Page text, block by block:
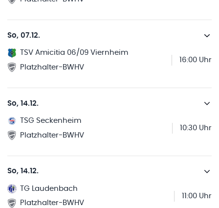
So, 07.12.
TSV Amicitia 06/09 Viernheim
Platzhalter-BWHV
16:00 Uhr
So, 14.12.
TSG Seckenheim
Platzhalter-BWHV
10:30 Uhr
So, 14.12.
TG Laudenbach
Platzhalter-BWHV
11:00 Uhr